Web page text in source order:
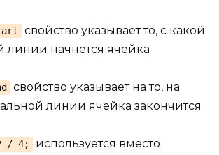
свойство указывает то, с какой
линии начнется ячейка
свойство указывает на то, на
линии ячейка закончится
/ 4;
используется вместо